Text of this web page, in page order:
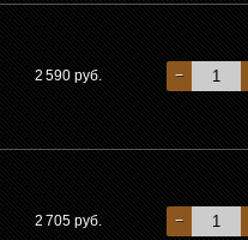
2 590 руб. −
2 705 руб. −